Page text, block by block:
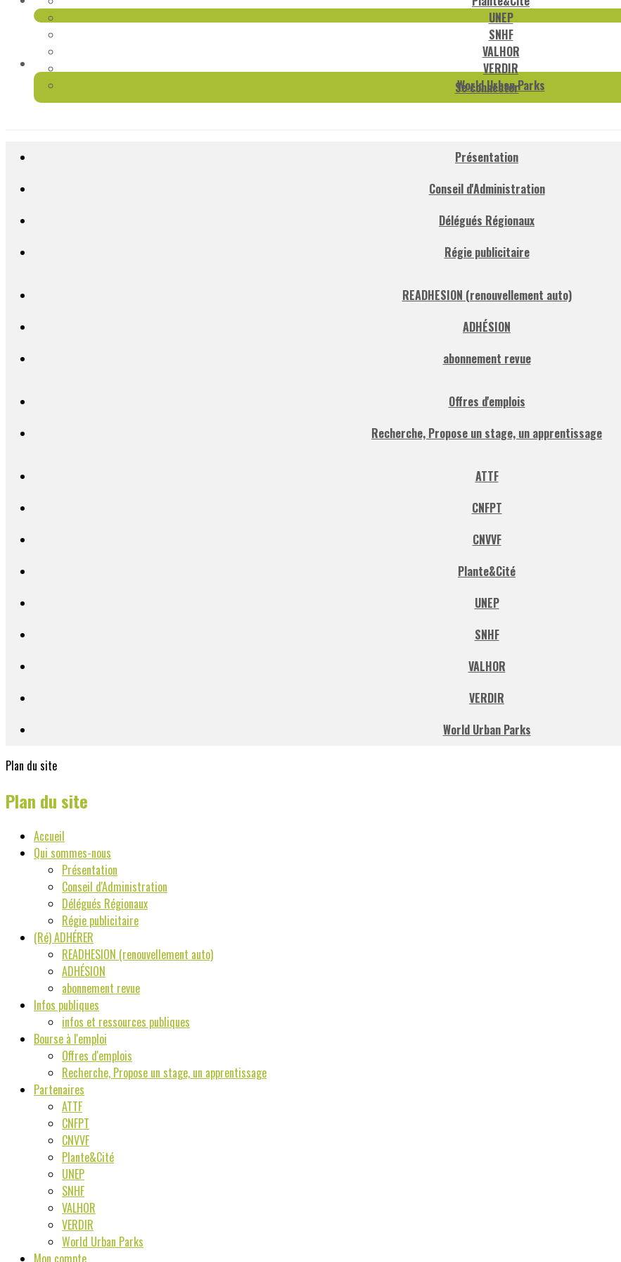
UNEP
SNHF
VALHOR
VERDIR
World Urban Parks
Se connecter
Présentation
Conseil d'Administration
Délégués Régionaux
Régie publicitaire
READHESION (renouvellement auto)
ADHÉSION
abonnement revue
Offres d'emplois
Recherche, Propose un stage, un apprentissage
ATTF
CNFPT
CNVVF
Plante&Cité
UNEP
SNHF
VALHOR
VERDIR
World Urban Parks
Plan du site
Plan du site
Accueil
Qui sommes-nous
Présentation
Conseil d'Administration
Délégués Régionaux
Régie publicitaire
(Ré) ADHÉRER
READHESION (renouvellement auto)
ADHÉSION
abonnement revue
Infos publiques
infos et ressources publiques
Bourse à l'emploi
Offres d'emplois
Recherche, Propose un stage, un apprentissage
Partenaires
ATTF
CNFPT
CNVVF
Plante&Cité
UNEP
SNHF
VALHOR
VERDIR
World Urban Parks
Mon compte